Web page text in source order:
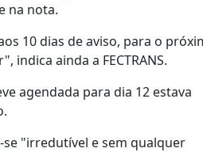
na nota.
10 dias de aviso, para o
ainda a FECTRANS.
agendada para dia 12 estava
"irredutível e sem qualquer